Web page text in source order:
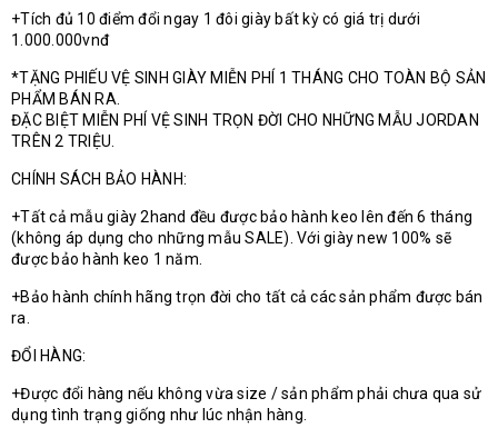
+Tích đủ 10 điểm đổi ngay 1 đôi giày bất kỳ có giá trị dưới
1.000.000vnđ
*TẶNG PHIẾU VỆ SINH GIÀY MIỄN PHÍ 1 THÁNG CHO TOÀN BỘ SẢN
PHẨM BÁN RA.
ĐẶC BIỆT MIỄN PHÍ VỆ SINH TRỌN ĐỜI CHO NHỮNG MẪU JORDAN
TRÊN 2 TRIỆU.
CHÍNH SÁCH BẢO HÀNH:
+Tất cả mẫu giày 2hand đều được bảo hành keo lên đến 6 tháng
(không áp dụng cho những mẫu SALE). Với giày new 100% sẽ
được bảo hành keo 1 năm.
+Bảo hành chính hãng trọn đời cho tất cả các sản phẩm được bán
ra.
ĐỔI HÀNG:
+Được đổi hàng nếu không vừa size / sản phẩm phải chưa qua sử
dụng tình trạng giống như lúc nhận hàng.